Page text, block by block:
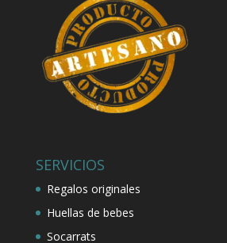
SERVICIOS
Regalos originales
Huellas de bebes
Socarrats